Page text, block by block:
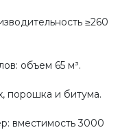
≥260
объем 65 м³.
порошка и битума.
вместимость 3000